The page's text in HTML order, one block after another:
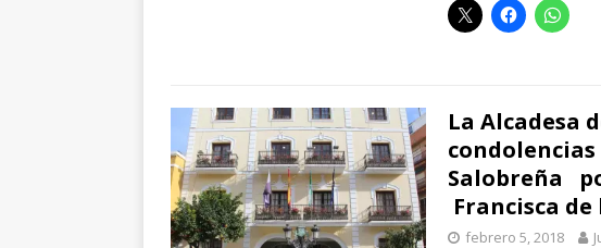
La Alcadesa
Salobreña
Francisca de
febrero 5, 2018